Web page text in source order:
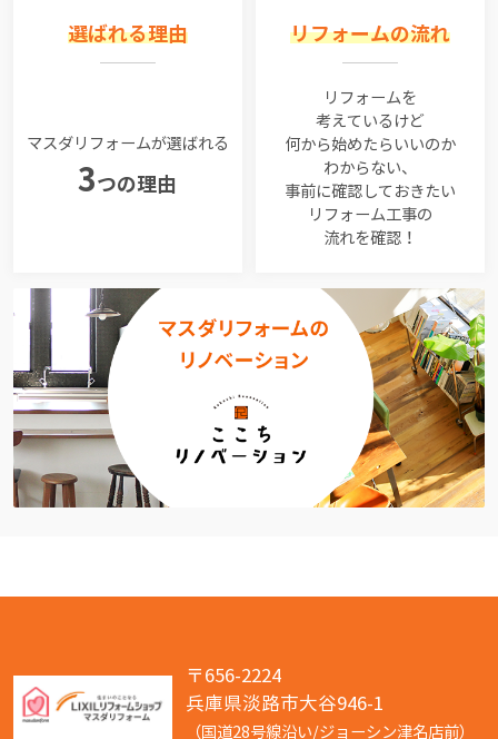
選ばれる理由
マスダリフォームが選ばれる
3つの理由
リフォームの流れ
リフォームを
考えているけど
何から始めたらいいのか
わからない、
事前に確認しておきたい
リフォーム工事の
流れを確認！
〒656-2224
兵庫県淡路市大谷946-1
（国道28号線沿い/ジョーシン津名店前）